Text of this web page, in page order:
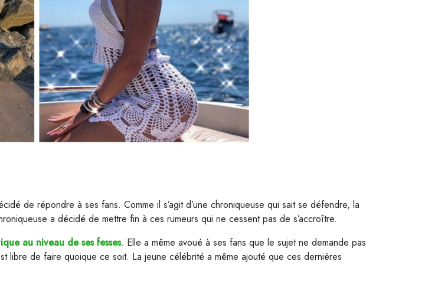
de répondre à ses fans. Comme il s’agit d’une chroniqueuse qui sait se défendre, la
a décidé de mettre fin à ces rumeurs qui ne cessent pas de s’accroître.
au niveau de ses fesses. Elle a même avoué à ses fans que le sujet ne demande pas
libre de faire quoique ce soit. La jeune célébrité a même ajouté que ces dernières